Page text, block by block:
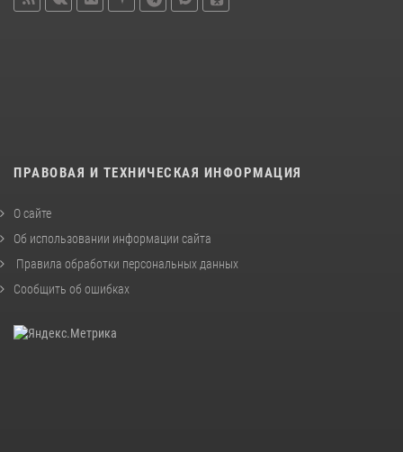
ПРАВОВАЯ И ТЕХНИЧЕСКАЯ ИНФОРМАЦИЯ
О сайте
Об использовании информации сайта
Правила обработки персональных данных
Сообщить об ошибках